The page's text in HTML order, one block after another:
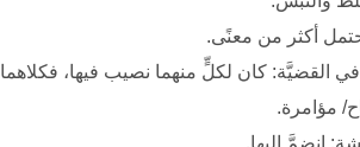
أكثر من معنًى.
القضيَّة: كان لكلٍّ منهما نصيب فيها،
مؤامرة.
انضمَّ إليها.